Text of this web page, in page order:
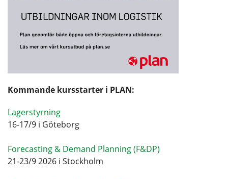
Kommande kursstarter i PLAN:
Lagerstyrning
16-17/9 i Göteborg
Forecasting & Demand Planning (F&DP)
21-23/9 2026 i Stockholm